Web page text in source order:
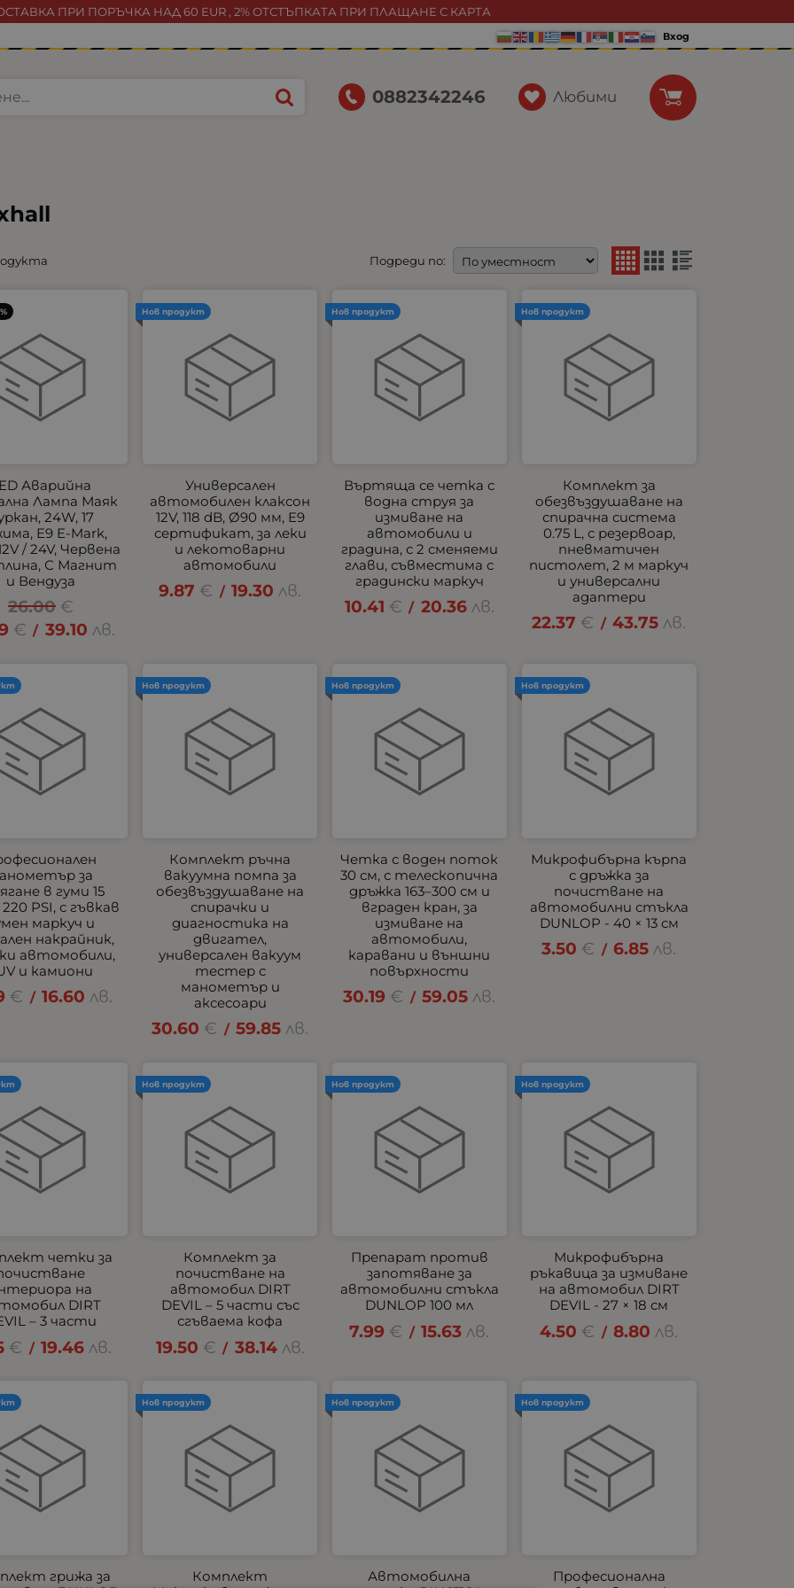
ПРИ ПОРЪЧКА НАД 60 EUR , 2% ОТСТЪПКАТА ПРИ ПЛАЩАНЕ С КАРТА
Вход
0882342246 Любими
Подреди по:
Аварийна
Лампа Маяк
24W, 17
E9 E-Mark,
/ 24V, Червена
С Магнит
и Вендуза
26.00 €
€ / 39.10 лв.
Универсален
автомобилен клаксон
12V, 118 dB, Ø90 мм, E9
сертификат, за леки
и лекотоварни
автомобили
9.87 € / 19.30 лв.
Нов продукт
Въртяща се четка с
водна струя за
измиване на
автомобили и
градина, с 2 сменяеми
глави, съвместима с
градински маркуч
10.41 € / 20.36 лв.
Нов продукт
Комплект за
обезвъздушаване на
спирачна система
0.75 L, с резервоар,
пневматичен
пистолет, 2 м маркуч
и универсални
адаптери
22.37 € / 43.75 лв.
Нов продукт
за
в гуми 15
PSI, с гъвкав
маркуч и
накрайник,
автомобили,
и камиони
€ / 16.60 лв.
Комплект ръчна
вакуумна помпа за
обезвъздушаване на
спирачки и
диагностика на
двигател,
универсален вакуум
тестер с
манометър и
аксесоари
30.60 € / 59.85 лв.
Нов продукт
Четка с воден поток
30 см, с телескопична
дръжка 163–300 см и
вграден кран, за
измиване на
автомобили,
каравани и външни
повърхности
30.19 € / 59.05 лв.
Нов продукт
Микрофибърна кърпа
с дръжка за
почистване на
автомобилни стъкла
DUNLOP - 40 × 13 см
3.50 € / 6.85 лв.
Нов продукт
четки за
на
DIRT
– 3 части
€ / 19.46 лв.
Комплект за
почистване на
автомобил DIRT
DEVIL – 5 части със
сгъваема кофа
19.50 € / 38.14 лв.
Нов продукт
Препарат против
запотяване за
автомобилни стъкла
DUNLOP 100 мл
7.99 € / 15.63 лв.
Нов продукт
Микрофибърна
ръкавица за измиване
на автомобил DIRT
DEVIL - 27 × 18 см
4.50 € / 8.80 лв.
Нов продукт
грижа за
Комплект
Нов продукт
Автомобилна
Нов продукт
Професионална
Нов продукт